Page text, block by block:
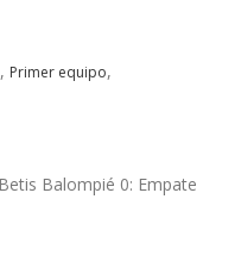
, Primer equipo,